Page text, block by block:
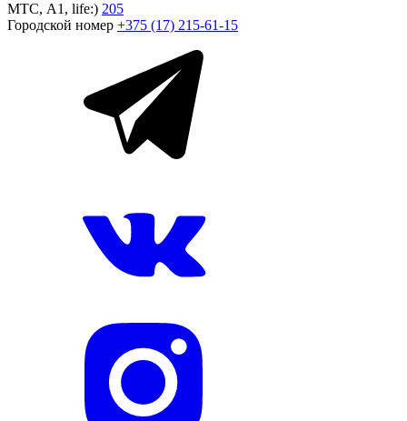
МТС, A1, life:) 205
Городской номер +375 (17) 215-61-15